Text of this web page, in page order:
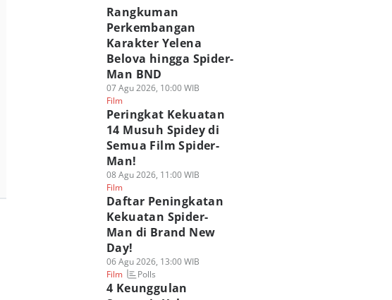
Rangkuman
Perkembangan
Karakter Yelena
Belova hingga Spider-
Man BND
07 Agu 2026, 10:00 WIB
Film
Peringkat Kekuatan
14 Musuh Spidey di
Semua Film Spider-
Man!
08 Agu 2026, 11:00 WIB
Film
Daftar Peningkatan
Kekuatan Spider-
Man di Brand New
Day!
06 Agu 2026, 13:00 WIB
Film
Polls
4 Keunggulan